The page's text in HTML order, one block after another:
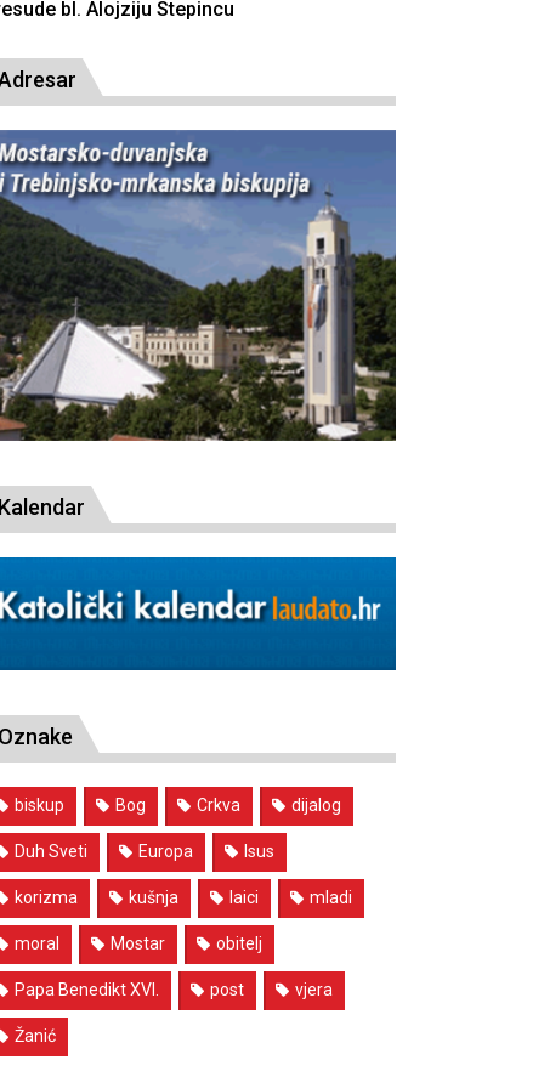
bl. Alojziju Stepincu
biskup Bog Crkva dijalog
Duh Sveti Europa Isus
korizma kušnja laici mladi
moral Mostar obitelj
Papa Benedikt XVI. post vjera
Žanić